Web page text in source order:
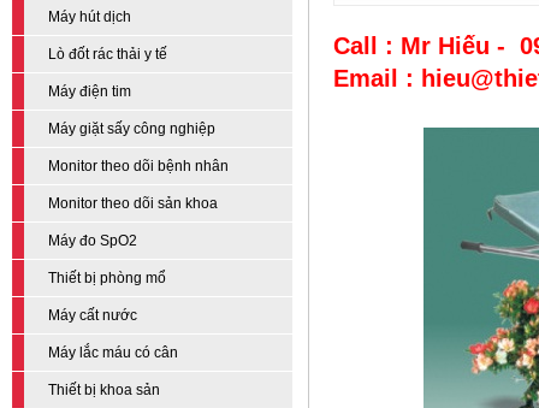
Máy hút dịch
Lò đốt rác thải y tế
Máy điện tim
Máy giặt sấy công nghiệp
Monitor theo dõi bệnh nhân
Monitor theo dõi sản khoa
Máy đo SpO2
Thiết bị phòng mổ
Máy cất nước
Máy lắc máu có cân
Thiết bị khoa sản
Call : Mr Hiếu -
Email :